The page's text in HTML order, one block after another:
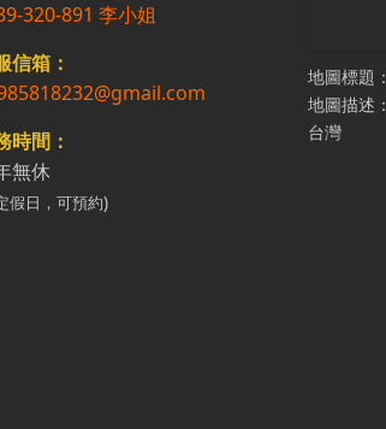
320-891 李小姐
信箱：
時間：
無休
假日，可預約)
地圖標題
地圖描述
台灣